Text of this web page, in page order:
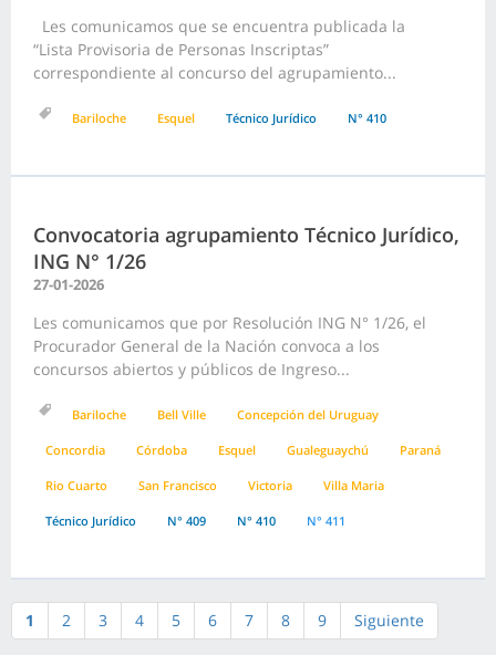
Les comunicamos que se encuentra publicada la
“Lista Provisoria de Personas Inscriptas”
correspondiente al concurso del agrupamiento...
Bariloche Esquel Técnico Jurídico N° 410
Convocatoria agrupamiento Técnico Jurídico,
ING N° 1/26
27-01-2026
Les comunicamos que por Resolución ING N° 1/26, el
Procurador General de la Nación convoca a los
concursos abiertos y públicos de Ingreso...
Bariloche Bell Ville Concepción del Uruguay
Concordia Córdoba Esquel Gualeguaychú Paraná
Rio Cuarto San Francisco Victoria Villa Maria
Técnico Jurídico N° 409 N° 410 N° 411
1 2 3 4 5 6 7 8 9 Siguiente